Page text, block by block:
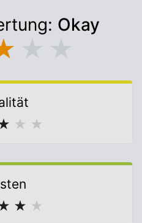
Okay
★ ★
★ ★